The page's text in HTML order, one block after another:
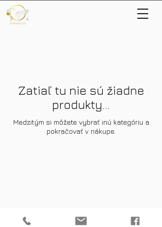
Zatiaľ tu nie sú žiadne
produkty...
Medzitým si môžete vybrať inú kategóriu a
pokračovať v nákupe.